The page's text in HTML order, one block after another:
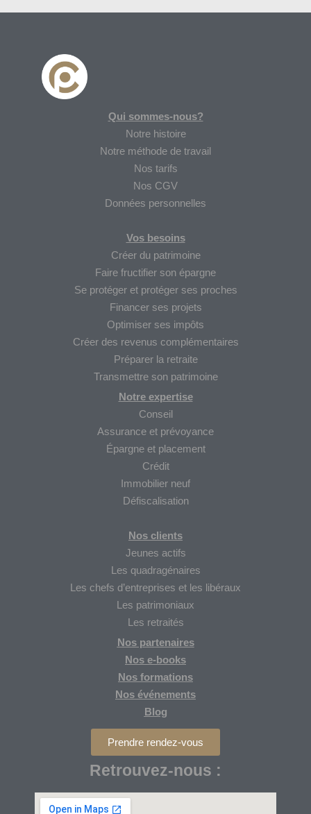
Qui sommes-nous?
Notre histoire
Notre méthode de travail
Nos tarifs
Nos CGV
Données personnelles
Vos besoins
Créer du patrimoine
Faire fructifier son épargne
Se protéger et protéger ses proches
Financer ses projets
Optimiser ses impôts
Créer des revenus complémentaires
Préparer la retraite
Transmettre son patrimoine
Notre expertise
Conseil
Assurance et prévoyance
Épargne et placement
Crédit
Immobilier neuf
Défiscalisation
Nos clients
Jeunes actifs
Les quadragénaires
Les chefs d’entreprises et les libéraux
Les patrimoniaux
Les retraités
Nos partenaires
Nos e-books
Nos formations
Nos événements
Blog
Prendre rendez-vous
Retrouvez-nous :